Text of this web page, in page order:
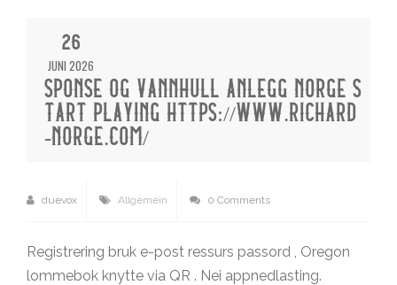
26
JUNI 2026
SPONSE OG VANNHULL ANLEGG NORGE S
TART PLAYING HTTPS://WWW.RICHARD
-NORGE.COM/
duevox Allgemein 0 Comments
Registrering bruk e-post ressurs passord , Oregon
lommebok knytte via QR . Nei appnedlasting.